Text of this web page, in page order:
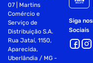
07 | Martins
Comércio e
Serviço de
Distribuição S.A.
Rua Jataí, 1150,
Aparecida,
Uberlândia / MG -
Siga
Sociais